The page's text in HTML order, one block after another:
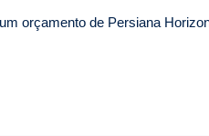
orçamento de Persiana